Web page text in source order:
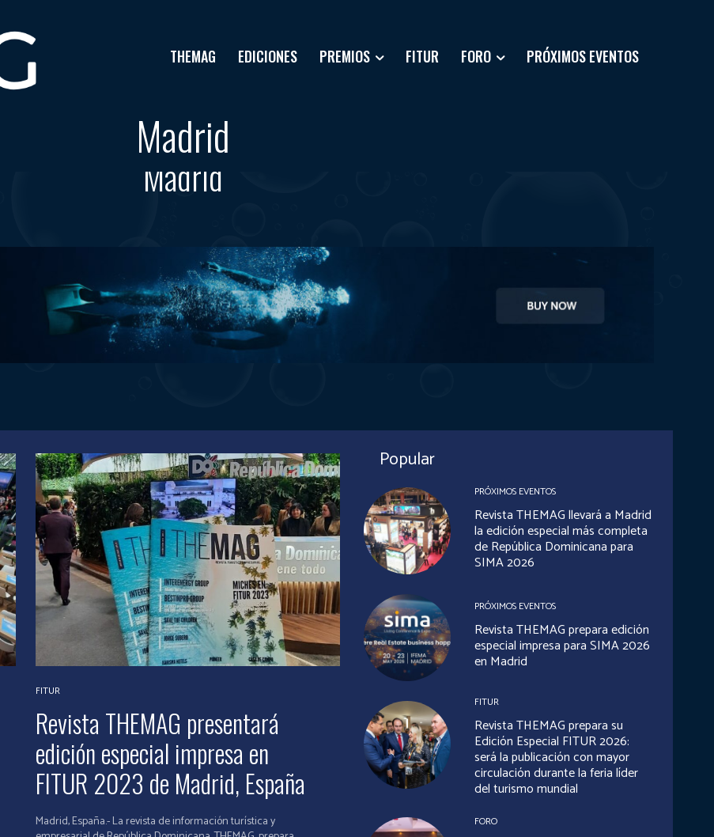
THEMAG EDICIONES PREMIOS FITUR FORO PRÓXIMOS EVENTOS
Madrid
Tag results:
Madrid
FITUR
Revista THEMAG presentará
edición especial impresa en
FITUR 2023 de Madrid, España
Madrid, España.- La revista de información turística y
Popular
PRÓXIMOS EVENTOS
Revista THEMAG llevará a Madrid
la edición especial más completa
de República Dominicana para
SIMA 2026
PRÓXIMOS EVENTOS
Revista THEMAG prepara edición
especial impresa para SIMA 2026
en Madrid
FITUR
Revista THEMAG prepara su
Edición Especial FITUR 2026:
será la publicación con mayor
circulación durante la feria líder
del turismo mundial
FORO